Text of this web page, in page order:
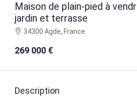
Maison de plain-pied à
jardin et terrasse
34300 Agde, France
269 000 €
Description